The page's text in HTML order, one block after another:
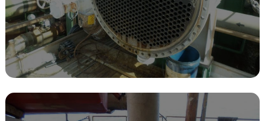
CALIBRAÇÃO DE VÁLVULAS DE ALIVIO
CALIBRAÇÃO DE INSTRUMENTOS DE MEDIÇÃO
INSPEÇÕES DE INTEGRIDADE
TESTE DE ESTANQUEIDADE
TESTE DE ESTANQUEIDADE DE GÁS